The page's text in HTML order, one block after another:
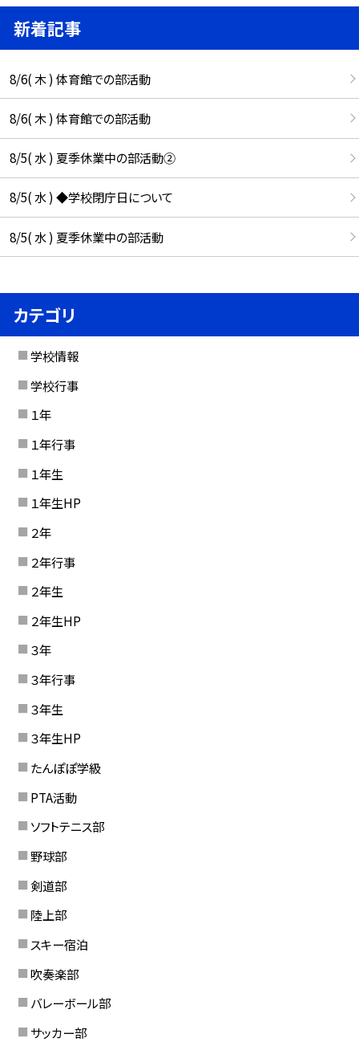
新着記事
8/6( 木 ) 体育館での部活動
8/6( 木 ) 体育館での部活動
8/5( 水 ) 夏季休業中の部活動②
8/5( 水 ) ◆学校閉庁日について
8/5( 水 ) 夏季休業中の部活動
カテゴリ
学校情報
学校行事
１年
１年行事
１年生
１年生HP
２年
２年行事
２年生
２年生HP
３年
３年行事
３年生
３年生HP
たんぽぽ学級
PTA活動
ソフトテニス部
野球部
剣道部
陸上部
スキー宿泊
吹奏楽部
バレーボール部
サッカー部